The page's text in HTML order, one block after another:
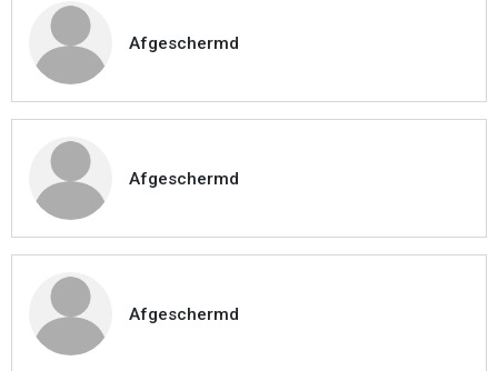
Afgeschermd
Afgeschermd
Afgeschermd